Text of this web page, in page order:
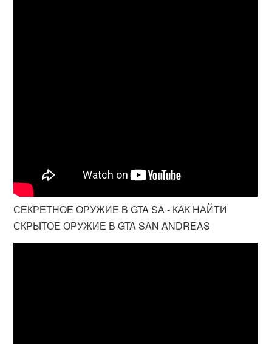
СЕКРЕТНОЕ ОРУЖИЕ В GTA SA - КАК НАЙТИ
СКРЫТОЕ ОРУЖИЕ В GTA SAN ANDREAS